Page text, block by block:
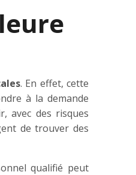
. En effet, cette
à la demande
avec des risques
de trouver des
qualifié peut